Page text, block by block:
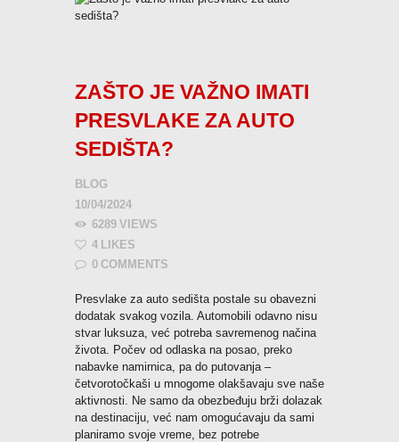
ZAŠTO JE VAŽNO IMATI
PRESVLAKE ZA AUTO
SEDIŠTA?
BLOG
10/04/2024
6289 VIEWS
4 LIKES
0 COMMENTS
Presvlake za auto sedišta postale su obavezni
dodatak svakog vozila. Automobili odavno nisu
stvar luksuza, već potreba savremenog načina
života. Počev od odlaska na posao, preko
nabavke namirnica, pa do putovanja –
četvorotočkaši u mnogome olakšavaju sve naše
aktivnosti. Ne samo da obezbeđuju brži dolazak
na destinaciju, već nam omogućavaju da sami
planiramo svoje vreme, bez potrebe